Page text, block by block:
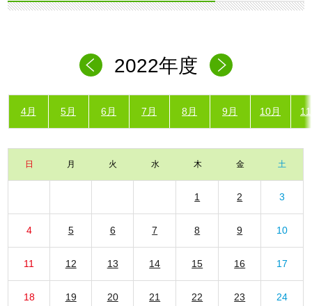
2022年度
4月 5月 6月 7月 8月 9月 10月
日 月 火 水 木 金 土
1 2 3
4 5 6 7 8 9 10
11 12 13 14 15 16 17
18 19 20 21 22 23 24